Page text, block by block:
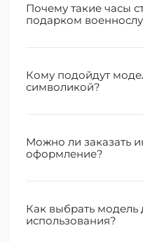
Почему такие часы
подарком
Кому подойдут
символикой?
Можно ли заказать
оформление?
Как выбрать модель
использования?